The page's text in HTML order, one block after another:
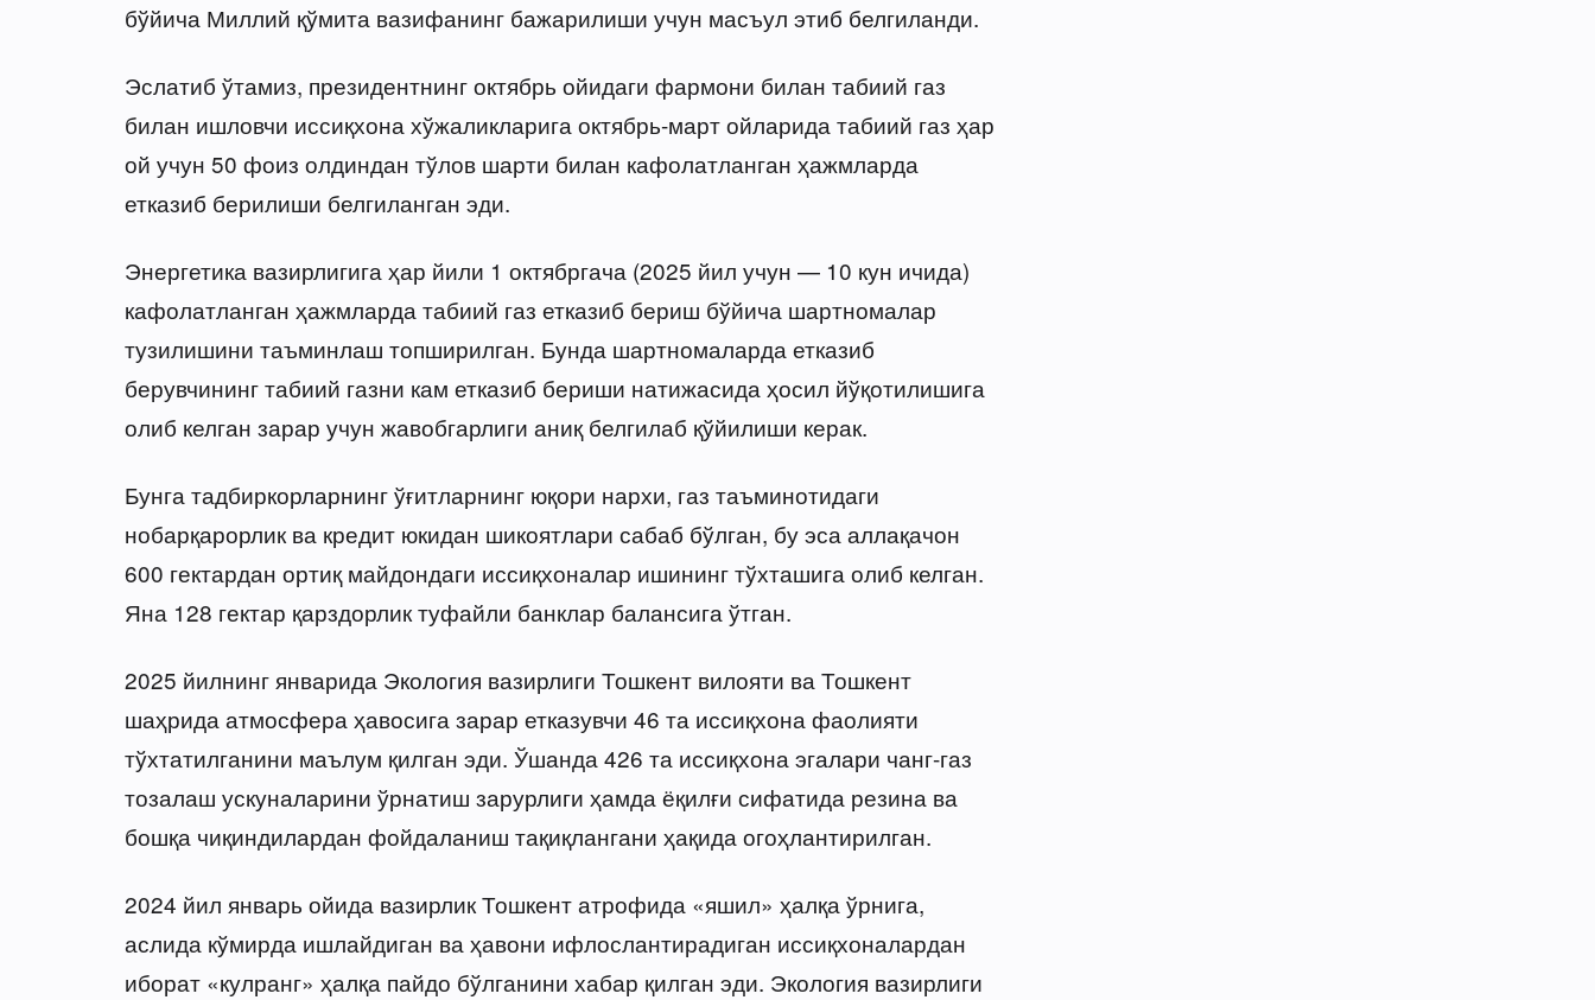
бўйича Миллий қўмита вазифанинг бажарилиши учун масъул этиб белгиланди.
Эслатиб ўтамиз, президентнинг октябрь ойидаги фармони билан табиий газ
билан ишловчи иссиқхона хўжаликларига октябрь-март ойларида табиий газ ҳар
ой учун 50 фоиз олдиндан тўлов шарти билан кафолатланган ҳажмларда
етказиб берилиши белгиланган эди.
Энергетика вазирлигига ҳар йили 1 октябргача (2025 йил учун — 10 кун ичида)
кафолатланган ҳажмларда табиий газ етказиб бериш бўйича шартномалар
тузилишини таъминлаш топширилган. Бунда шартномаларда етказиб
берувчининг табиий газни кам етказиб бериши натижасида ҳосил йўқотилишига
олиб келган зарар учун жавобгарлиги аниқ белгилаб қўйилиши керак.
Бунга тадбиркорларнинг ўғитларнинг юқори нархи, газ таъминотидаги
нобарқарорлик ва кредит юкидан шикоятлари сабаб бўлган, бу эса аллақачон
600 гектардан ортиқ майдондаги иссиқхоналар ишининг тўхташига олиб келган.
Яна 128 гектар қарздорлик туфайли банклар балансига ўтган.
2025 йилнинг январида Экология вазирлиги Тошкент вилояти ва Тошкент
шаҳрида атмосфера ҳавосига зарар етказувчи 46 та иссиқхона фаолияти
тўхтатилганини маълум қилган эди. Ўшанда 426 та иссиқхона эгалари чанг-газ
тозалаш ускуналарини ўрнатиш зарурлиги ҳамда ёқилғи сифатида резина ва
бошқа чиқиндилардан фойдаланиш тақиқлангани ҳақида огоҳлантирилган.
2024 йил январь ойида вазирлик Тошкент атрофида «яшил» ҳалқа ўрнига,
аслида кўмирда ишлайдиган ва ҳавони ифлослантирадиган иссиқхоналардан
иборат «кулранг» ҳалқа пайдо бўлганини хабар қилган эди. Экология вазирлиги